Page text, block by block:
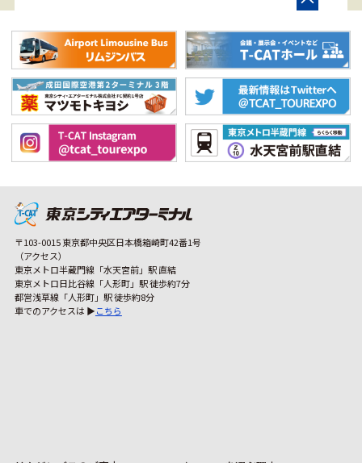
〒103-0015 東京都中央区日本橋箱崎町42番1号
（アクセス）
東京メトロ半蔵門線「水天宮前」駅 直結
東京メトロ日比谷線「人形町」駅 徒歩約7分
都営浅草線「人形町」駅 徒歩約8分
車でのアクセスは ▶こちら